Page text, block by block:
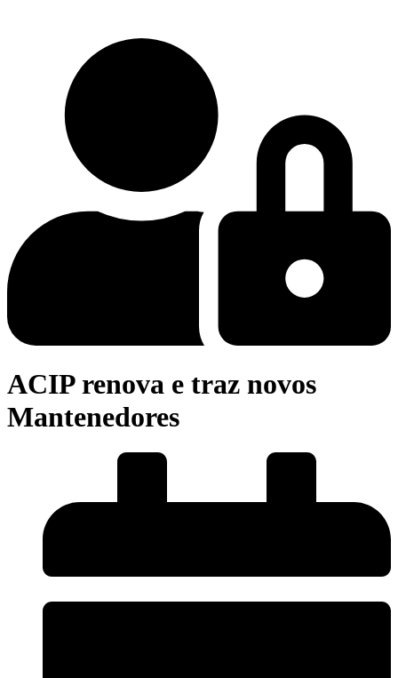
ACIP renova e traz novos
Mantenedores